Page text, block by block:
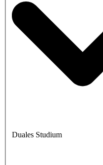
Duales Studium